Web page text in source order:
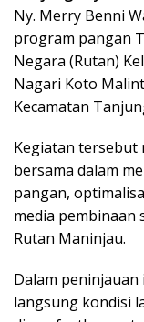
Ny. Merry Benni
program pangan
Negara (Rutan)
Nagari Koto
Kecamatan
Kegiatan tersebut
bersama dalam
pangan,
media pembinaan
Rutan Maninjau.
Dalam
langsung kondisi